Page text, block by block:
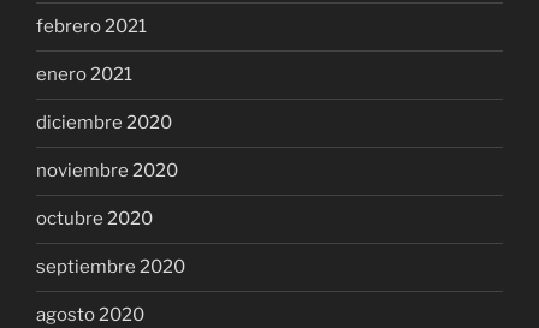
febrero 2021
enero 2021
diciembre 2020
noviembre 2020
octubre 2020
septiembre 2020
agosto 2020